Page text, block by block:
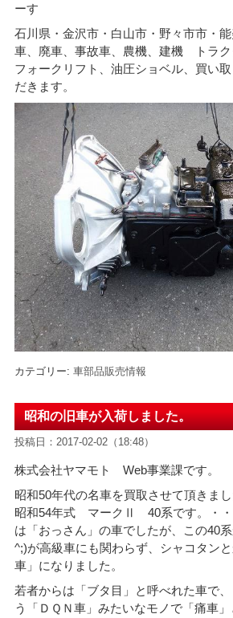
ーす
石川県・金沢市・白山市・野々市市・
車、廃車、事故車、農機、建機 トラク
フォークリフト、油圧ショベル、買い
だきます。
カテゴリー: 車部品販売情報
昭和の旧車が入荷しました。
投稿日：2017-02-02（18:48）
株式会社ヤマモト Web事業課です。
昭和50年代の名車を買取させて頂きまし
昭和54年式 マークⅡ 40系です。・・
は「おっさん」の車でしたが、この40系
^;)が高級車にも関わらず、シャコタン
車」になりました。
若者からは「ブタ目」と呼べれた車で
う「ＤＱＮ車」みたいなモノで「痛車